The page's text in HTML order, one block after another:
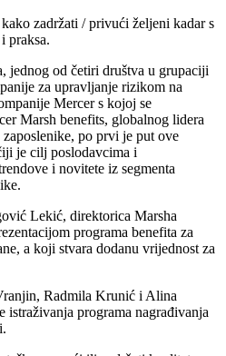
zadržati / privući željeni kadar s
praksa.
jednog od četiri društva u grupaciji
za upravljanje rizikom na
Mercer s kojoj se
Marsh benefits, globalnog lidera
po prvi je put ove
je cilj poslodavcima i
i novitete iz segmenta
Lekić, direktorica Marsha
programa benefita za
a koji stvara dodanu vrijednost za
Radmila Krunić i Alina
istraživanja programa nagrađivanja